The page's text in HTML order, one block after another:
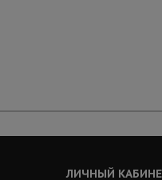
ЛИЧНЫЙ